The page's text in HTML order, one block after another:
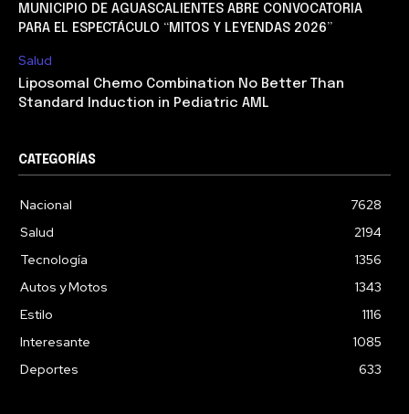
MUNICIPIO DE AGUASCALIENTES ABRE CONVOCATORIA
PARA EL ESPECTÁCULO “MITOS Y LEYENDAS 2026”
Salud
Liposomal Chemo Combination No Better Than
Standard Induction in Pediatric AML
CATEGORÍAS
Nacional
7628
Salud
2194
Tecnología
1356
Autos y Motos
1343
Estilo
1116
Interesante
1085
Deportes
633